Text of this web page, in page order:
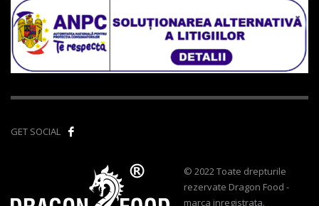
GET SOCIAL
© 2022 Toate drepturile
rezervate Dragon Food -
marca inregistrata.